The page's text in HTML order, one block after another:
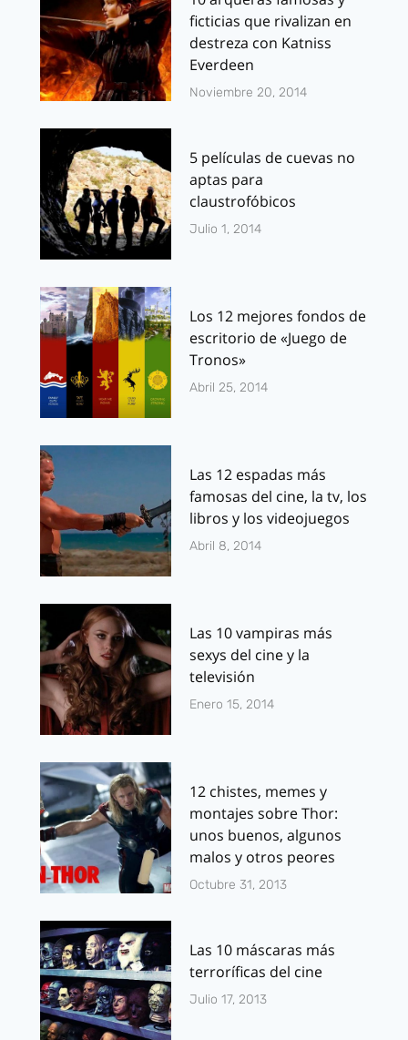
ficticias que rivalizan en
destreza con Katniss
Everdeen
Noviembre 20, 2014
5 películas de cuevas no
aptas para
claustrofóbicos
Julio 1, 2014
Los 12 mejores fondos de
escritorio de «Juego de
Tronos»
Abril 25, 2014
Las 12 espadas más
famosas del cine, la tv, los
libros y los videojuegos
Abril 8, 2014
Las 10 vampiras más
sexys del cine y la
televisión
Enero 15, 2014
12 chistes, memes y
montajes sobre Thor:
unos buenos, algunos
malos y otros peores
Octubre 31, 2013
Las 10 máscaras más
terroríficas del cine
Julio 17, 2013